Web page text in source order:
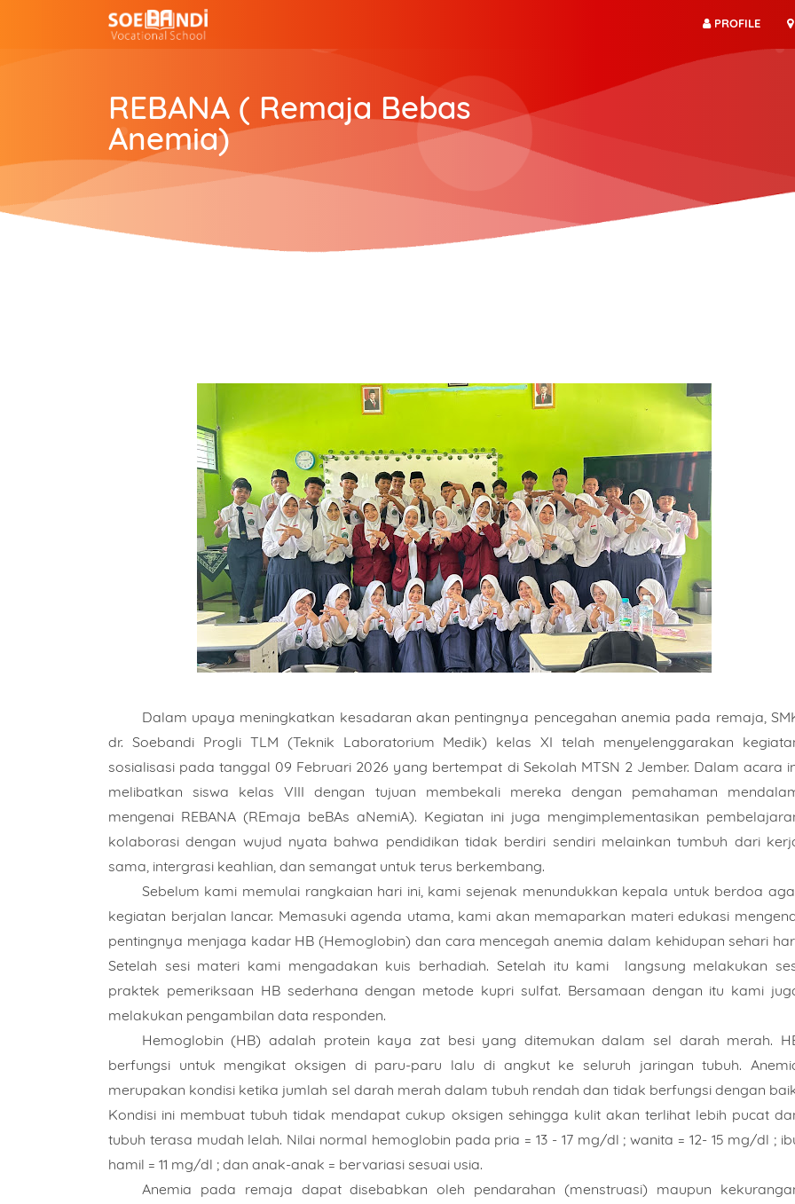
PROFILE
REBANA ( Remaja Bebas
Anemia)
Dalam upaya meningkatkan kesadaran akan pentingnya pencegahan anemia pada remaja,
dr. Soebandi Progli TLM (Teknik Laboratorium Medik) kelas XI telah menyelenggarakan
sosialisasi pada tanggal 09 Februari 2026 yang bertempat di Sekolah MTSN 2 Jember. Dalam acara
melibatkan siswa kelas VIII dengan tujuan membekali mereka dengan pemahaman
mengenai REBANA (REmaja beBAs aNemiA). Kegiatan ini juga mengimplementasikan
kolaborasi dengan wujud nyata bahwa pendidikan tidak berdiri sendiri melainkan tumbuh dari
sama, intergrasi keahlian, dan semangat untuk terus berkembang.
Sebelum kami memulai rangkaian hari ini, kami sejenak menundukkan kepala untuk berdoa
kegiatan berjalan lancar. Memasuki agenda utama, kami akan memaparkan materi edukasi
pentingnya menjaga kadar HB (Hemoglobin) dan cara mencegah anemia dalam kehidupan sehari
Setelah sesi materi kami mengadakan kuis berhadiah. Setelah itu kami langsung melakukan
praktek pemeriksaan HB sederhana dengan metode kupri sulfat. Bersamaan dengan itu kami
melakukan pengambilan data responden.
Hemoglobin (HB) adalah protein kaya zat besi yang ditemukan dalam sel darah merah.
berfungsi untuk mengikat oksigen di paru-paru lalu di angkut ke seluruh jaringan tubuh.
merupakan kondisi ketika jumlah sel darah merah dalam tubuh rendah dan tidak berfungsi dengan
Kondisi ini membuat tubuh tidak mendapat cukup oksigen sehingga kulit akan terlihat lebih pucat
tubuh terasa mudah lelah. Nilai normal hemoglobin pada pria = 13 - 17 mg/dl ; wanita = 12- 15 mg/dl ;
hamil = 11 mg/dl ; dan anak-anak = bervariasi sesuai usia.
Anemia pada remaja dapat disebabkan oleh pendarahan (menstruasi) maupun